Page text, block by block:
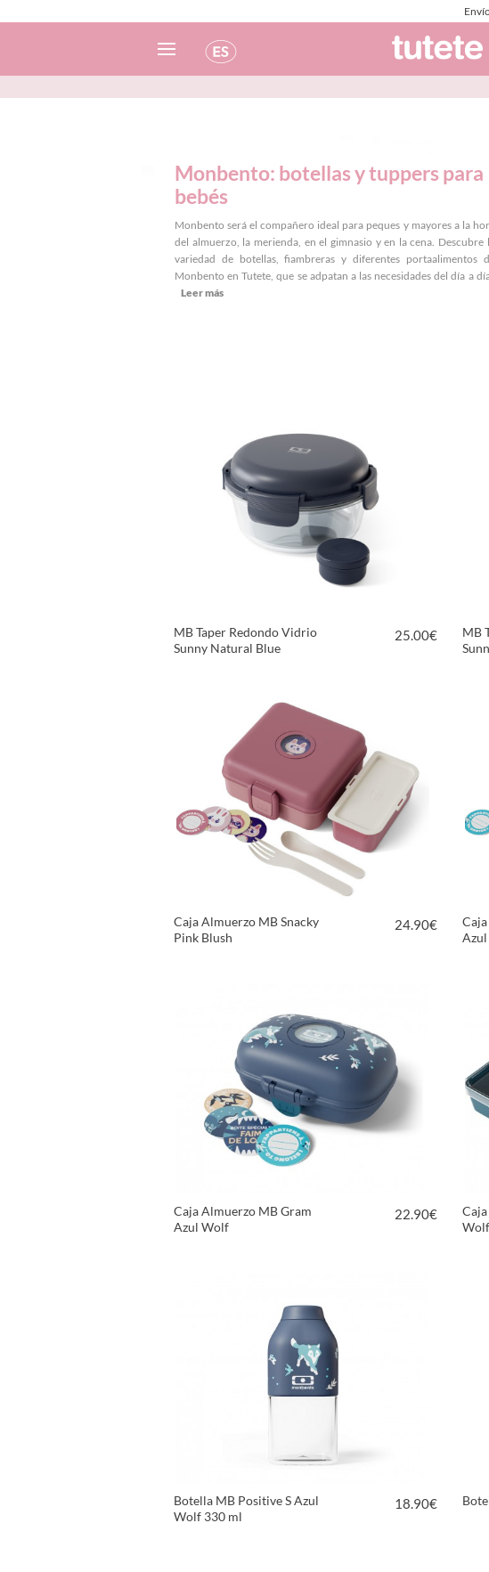
Español
Portugués
Francés
Monbento: botellas y tuppers para
bebés
Monbento será el compañero ideal para peques y mayores a la
del almuerzo, la merienda, en el gimnasio y en la cena. Descubre
variedad de botellas, fiambreras y diferentes portaalimentos
Monbento en Tutete, que se adpatan a las necesidades del día a
Leer más
MB Taper Redondo Vidrio
Sunny Natural Blue
25.00€
MB
Caja Almuerzo MB Snacky
Pink Blush
24.90€
Caja Almuerzo MB Gram
Azul Wolf
22.90€
Wolf
Botella MB Positive S Azul
Wolf 330 ml
18.90€